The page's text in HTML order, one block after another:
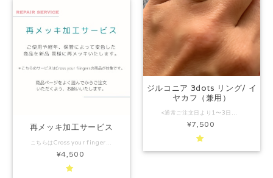
ジルコニア 3dots リング/ イ
ヤカフ（兼用）
<通常ご注文日より1〜3日以内（土日祝除く）の発送となります。特定期間発送作業をお休みさせて頂く場合はインスタグラム、及びショップトップページにてお知らせさせていただいております。> 商品のお問い合わせはLINEにてお気軽に♡→https://lin.ee/XDhzj7W かぶせ箱にリボンは有料ギフトラッピングイメージです。ご希望の場合はかならずオプションにてギフトラッピングをご選択ください。 リングとイヤカフ、兼用でお使い頂ける、便利なアイテム！ その日の気分やスタイルに合わせてお楽しみください。 商品写真はマットに見える部分がありますが、光沢のある素材になります。 ボリュームのあるシェイプなので、華やかなシーンにもぴったり。 （イヤカフは耳の形によって落ちやすい場合がございますので、十分お気をつけください。） 3dotsプレートネックレス、ピアスと同じデザインのリング/ イヤカフです。 3つのジルコニアを使い、ラグビーボールの象徴的デザインでもある縫い目を表現しました。 3つのジルコニアには 誰かを思う気持ち、勝利や無事の祈願、 目標、約束、希望、 過去、現在、未来、そしてHop Step Jump !? など 身につける方それぞれの思いを込めていただければとおもいます。 他にはないラグビーグッズ、ラグビーアクセサリーをお探しの方、ラグビー好きな方へのプレゼントに是非♡ ＜ギフトラッピング/ペーパーバッグについて＞ オプションにてご選択ください。(オプションを選択せずに、備考欄に"ラッピング希望"等の記載があった場合には通常ラッピングにてお送りさせていただきます。) ギフト直送の場合、外装に「依頼主様」としてご注文者様のお名前を記載させていただきます。 納品書は同封致しません。ご入用の場合はご購入者様に別途メールさせていただきますので、備考欄にご記入ください。 ペーパーバッグは折り畳んで納品させていただきます。 （素材の特性上、若干の傷や押跡がついている場合がございます。ご了承ください。） 他のアイテムとセットでラッピングをご希望の場合は、どちらかの商品ページのオプションでラッピングをご選択ください。備考欄にセットにするアイテムをご記入ください。ご記入がない場合は、オプションをご選択いただいたページの商品のみラッピングさせていただきます。 尚、セットは2アイテムまでとさせていただきます。 例）ネックレス＋ピアスを一つのラッピングにする場合 ネックレス（もしくはピアス）の商品ページのオプションでラッピングを選択。 備考欄に”ネックレスとピアスを一緒にラッピング”と記入。 素材：合金（K18ゴールドコーティング）、ジルコニア、 サイズ：リング10号相当 3dots ジルコニアシリーズにはこの他、下記のアイテムもございます。 是非合わせてご覧ください。 プレートネックレス（刻印あり）：https://www.crossyourfingersstore.com/items/69356815 プレートネックレス（刻印なし）：https://www.crossyourfingersstore.com/items/73531824 ピアス：https://www.crossyourfingersstore.com/items/74418349 商品のお問い合わせはLINEにてお気軽に♡→https://lin.ee/XDhzj7W ＜注意事項＞ 〜必ずご一読ください〜 メッキ製品は特性上、特性上変色を避ける事ができません。 少しでも長く良い状態を保っていただくため、着用後は 必ず柔らかい布で拭き取り、保管をお願い致します。 特にお風呂場など湿気の多い場所は劣化を早めてしまいますので 避けていただくようお願いいたします。 ※アレルギーを起こしにくい素材を使用しておりますが、すべての方に金属アレルギー反応が出来ないこと(アレルギーフリー)を保証するものではございません。皮膚に異常を感じた場合は直ちにご使用を中止し、専門医にご相談ください。 ※ラッピングイメージは予告なく若干の変更をする場合があります。 ※ ご覧になっているモニターによって多少色の誤差があります。ご了承ください。 ※スポーツをする際やサウナなど高温場所でのご使用はお避けください。 ※誤飲防止のため乳幼児の手の届かない場所に保管してください。 ※着用後は柔らかい布などでふき取り大切に保管してください。
¥7,500
再メッキ加工サービス
こちらはCross your fingersのアクセサリーのみのサービスとなっております。 （ご購入経路は問いません。） Lineお友達限定クーポンは対象外とさせていただきます。 ご使用、経年、保管状態により、変色や色抜けしてしまったアクセサリーを新品同様にしてお戻しいたします。 メールでのご連絡が必須となりますので、 必ず
¥4,500